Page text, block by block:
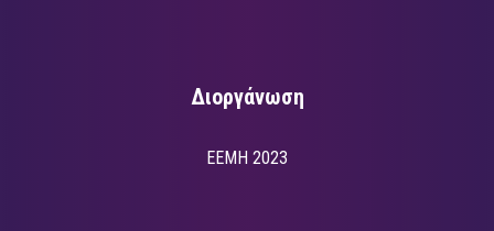
Διοργάνωση
EEMH 2023